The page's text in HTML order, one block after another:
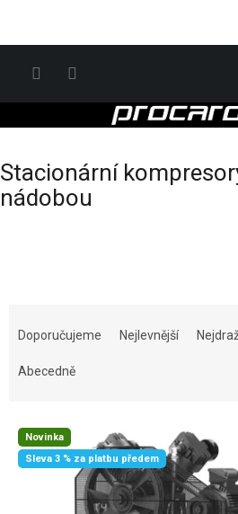
Stacionární
nádobou
Doporučujeme Nejlevnější
Abecedně
Výpis produktů
Novinka
Sleva 3 % za platbu předem